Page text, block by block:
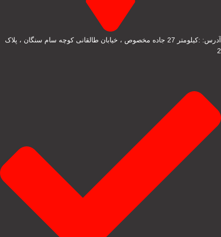
آدرس: :کیلومتر 27 جاده مخصوص ، خیابان طالقانی کوچه سام سنگان ، پلاک
2